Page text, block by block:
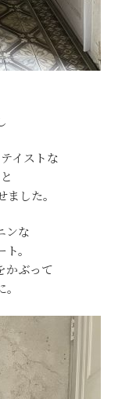
イストな
した。
ンな
。
かぶって